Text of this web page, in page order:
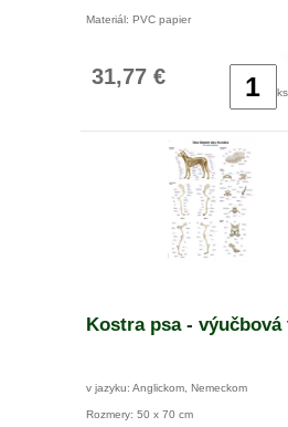
Materiál: PVC papier
31,77 €
ks
Kostra psa -
v jazyku: Anglickom, Nemeckom
Rozmery: 50 x 70 cm